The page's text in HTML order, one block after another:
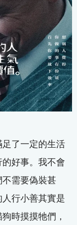
了一定的生活
好事。我不會
需要偽裝甚
行小善其實是
時摸摸牠們，